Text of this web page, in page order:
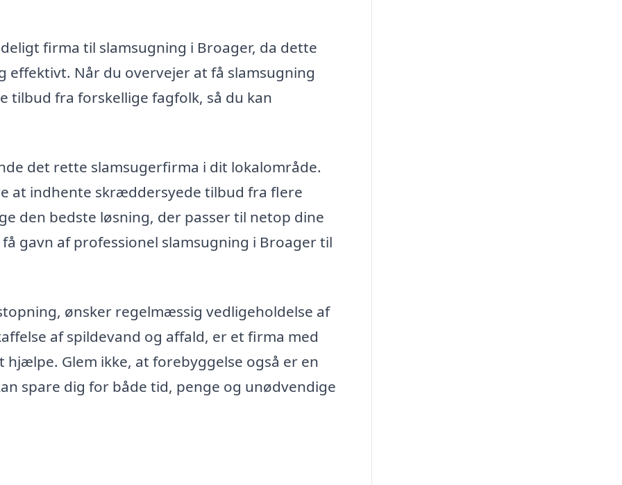
firma til slamsugning i Broager, da dette
Når du overvejer at få slamsugning
fra forskellige fagfolk, så du kan
det rette slamsugerfirma i dit lokalområde.
at indhente skræddersyede tilbud fra flere
den bedste løsning, der passer til netop dine
gavn af professionel slamsugning i Broager til
ønsker regelmæssig vedligeholdelse af
af spildevand og affald, er et firma med
Glem ikke, at forebyggelse også er en
spare dig for både tid, penge og unødvendige